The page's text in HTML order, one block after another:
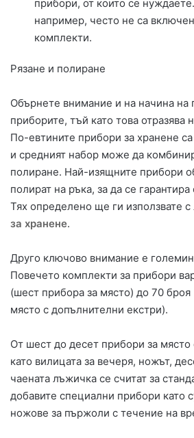
прибори, от които се
например, често не са
комплекти.
Рязане и полиране
Обърнете внимание и на начина на
приборите, тъй като това отразява
По-евтините прибори за хранене
и средният набор може да
полиране. Най-изящните прибори
полират на ръка, за да се
Тях определено ще ги използвате с
за хранене.
Друго ключово внимание е
Повечето комплекти за прибори
(шест прибора за място) до 70 броя
място с допълнителни екстри).
От шест до десет прибори за място
като вилицата за вечеря, ножът,
чаената лъжичка се считат за
добавите специални прибори като
ножове за пържоли с течение на